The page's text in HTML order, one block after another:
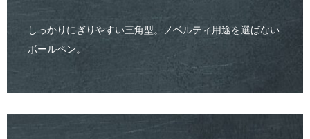
しっかりにぎりやすい三角型。ノベルティ用途を選ばない
ボールペン。